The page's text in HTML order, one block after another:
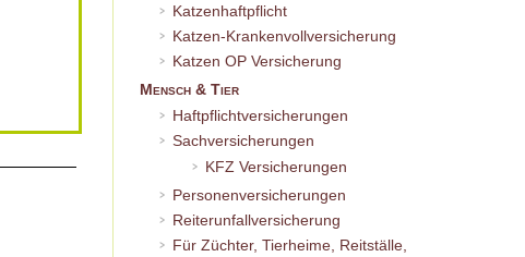
Katzenhaftpflicht
Katzen-Krankenvollversicherung
Katzen OP Versicherung
Mensch & Tier
Haftpflichtversicherungen
Sachversicherungen
KFZ Versicherungen
Personenversicherungen
Reiterunfallversicherung
Für Züchter, Tierheime, Reitställe,